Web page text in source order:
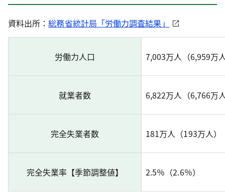
資料出所：総務省統計局「労働力調査結果」
労働力人口 7,003万人（6,959万
就業者数 6,822万人（6,766万
完全失業者数 181万人（193万人
完全失業率【季節調整値】 2.5％（2.6％）